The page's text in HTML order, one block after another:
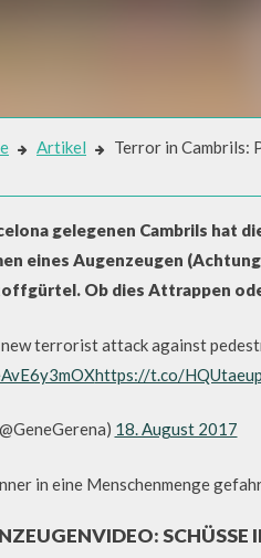
Artikel Terror in Cambrils:
CAMBRILS:
gelegenen Cambrils hat
eines Augenzeugen
Ob dies Attrappen
terrorist attack against
https://t.co/
18. August 2017
in eine Menschenmenge
SCHÜSSE